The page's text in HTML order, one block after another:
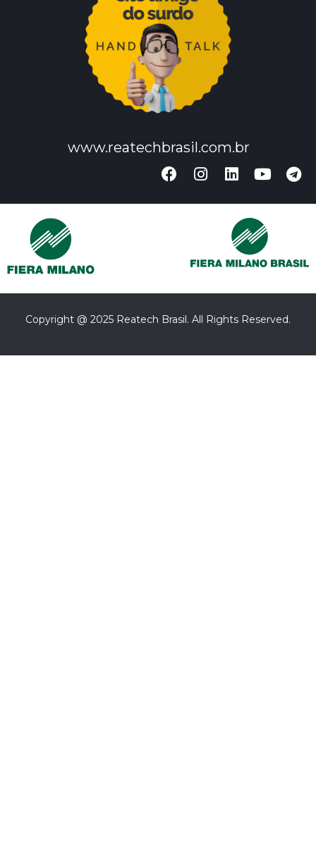
www.reatechbrasil.com.br
Copyright @ 2025 Reatech Brasil. All Rights Reserved.